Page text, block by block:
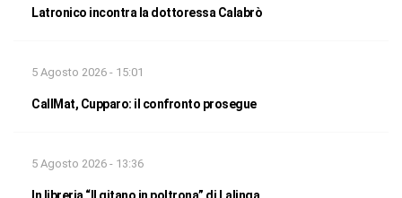
Latronico incontra la dottoressa Calabrò
5 Agosto 2026 - 15:01
CallMat, Cupparo: il confronto prosegue
5 Agosto 2026 - 13:36